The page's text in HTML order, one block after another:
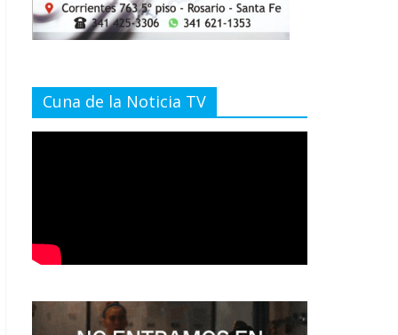
Cuna de la Noticia TV